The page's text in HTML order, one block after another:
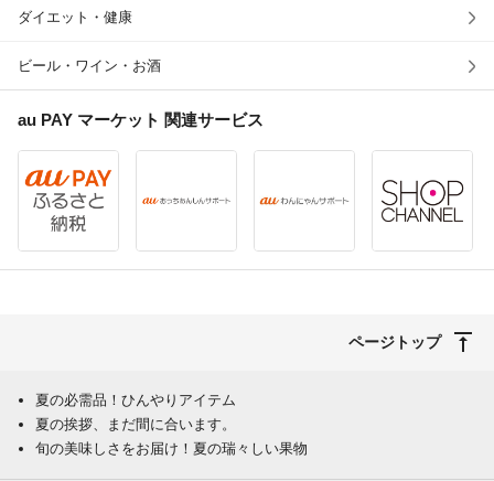
ダイエット・健康
ビール・ワイン・お酒
au PAY マーケット 関連サービス
ページトップ
夏の必需品！ひんやりアイテム
夏の挨拶、まだ間に合います。
旬の美味しさをお届け！夏の瑞々しい果物